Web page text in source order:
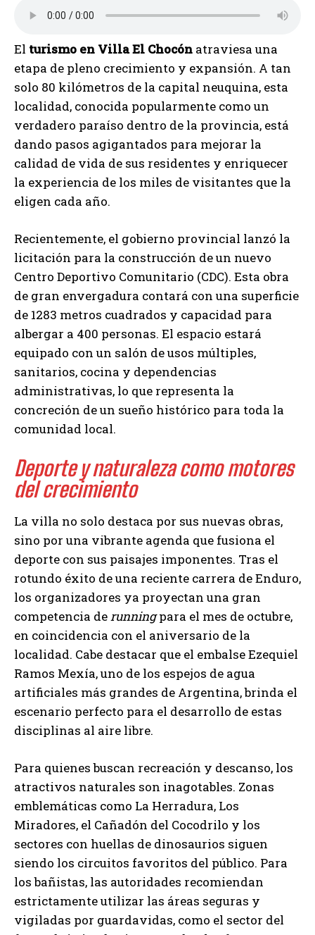
El turismo en Villa El Chocón atraviesa una
etapa de pleno crecimiento y expansión. A tan
solo 80 kilómetros de la capital neuquina, esta
localidad, conocida popularmente como un
verdadero paraíso dentro de la provincia, está
dando pasos agigantados para mejorar la
calidad de vida de sus residentes y enriquecer
la experiencia de los miles de visitantes que la
eligen cada año.
Recientemente, el gobierno provincial lanzó la
licitación para la construcción de un nuevo
Centro Deportivo Comunitario (CDC). Esta obra
de gran envergadura contará con una superficie
de 1283 metros cuadrados y capacidad para
albergar a 400 personas. El espacio estará
equipado con un salón de usos múltiples,
sanitarios, cocina y dependencias
administrativas, lo que representa la
concreción de un sueño histórico para toda la
comunidad local.
Deporte y naturaleza como motores
del crecimiento
La villa no solo destaca por sus nuevas obras,
sino por una vibrante agenda que fusiona el
deporte con sus paisajes imponentes. Tras el
rotundo éxito de una reciente carrera de Enduro,
los organizadores ya proyectan una gran
competencia derunningpara el mes de octubre,
en coincidencia con el aniversario de la
localidad. Cabe destacar que el embalse Ezequiel
Ramos Mexía, uno de los espejos de agua
artificiales más grandes de Argentina, brinda el
escenario perfecto para el desarrollo de estas
disciplinas al aire libre.
Para quienes buscan recreación y descanso, los
atractivos naturales son inagotables. Zonas
emblemáticas como La Herradura, Los
Miradores, el Cañadón del Cocodrilo y los
sectores con huellas de dinosaurios siguen
siendo los circuitos favoritos del público. Para
los bañistas, las autoridades recomiendan
estrictamente utilizar las áreas seguras y
vigiladas por guardavidas, como el sector del